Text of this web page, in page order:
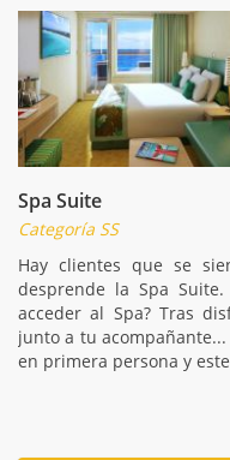
Spa Suite
Categoría SS
Hay clientes que se
desprende la Spa
acceder al Spa? Tras
junto a tu
en primera persona y